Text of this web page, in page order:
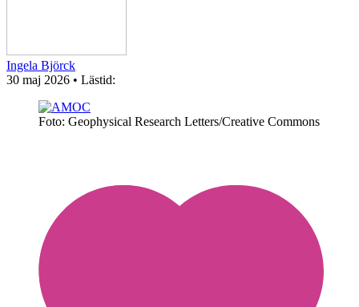
Ingela Björck
30 maj 2026 • Lästid:
Foto: Geophysical Research Letters/Creative Commons